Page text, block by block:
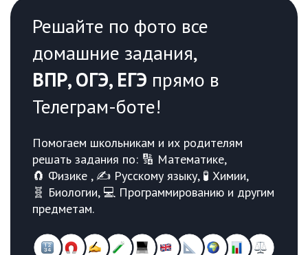
Решайте по фото все
домашние задания,
ВПР, ОГЭ, ЕГЭ прямо в
Телеграм-боте!
Помогаем школьникам и их родителям
решать задания по: 🔢 Математике,
🧲 Физике , ✍️ Русскому языку, 🧪 Химии,
🧬 Биологии, 💻 Программированию и другим
предметам.